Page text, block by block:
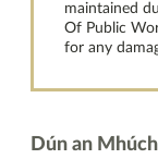
maintained
Of Public
for any
Dún an